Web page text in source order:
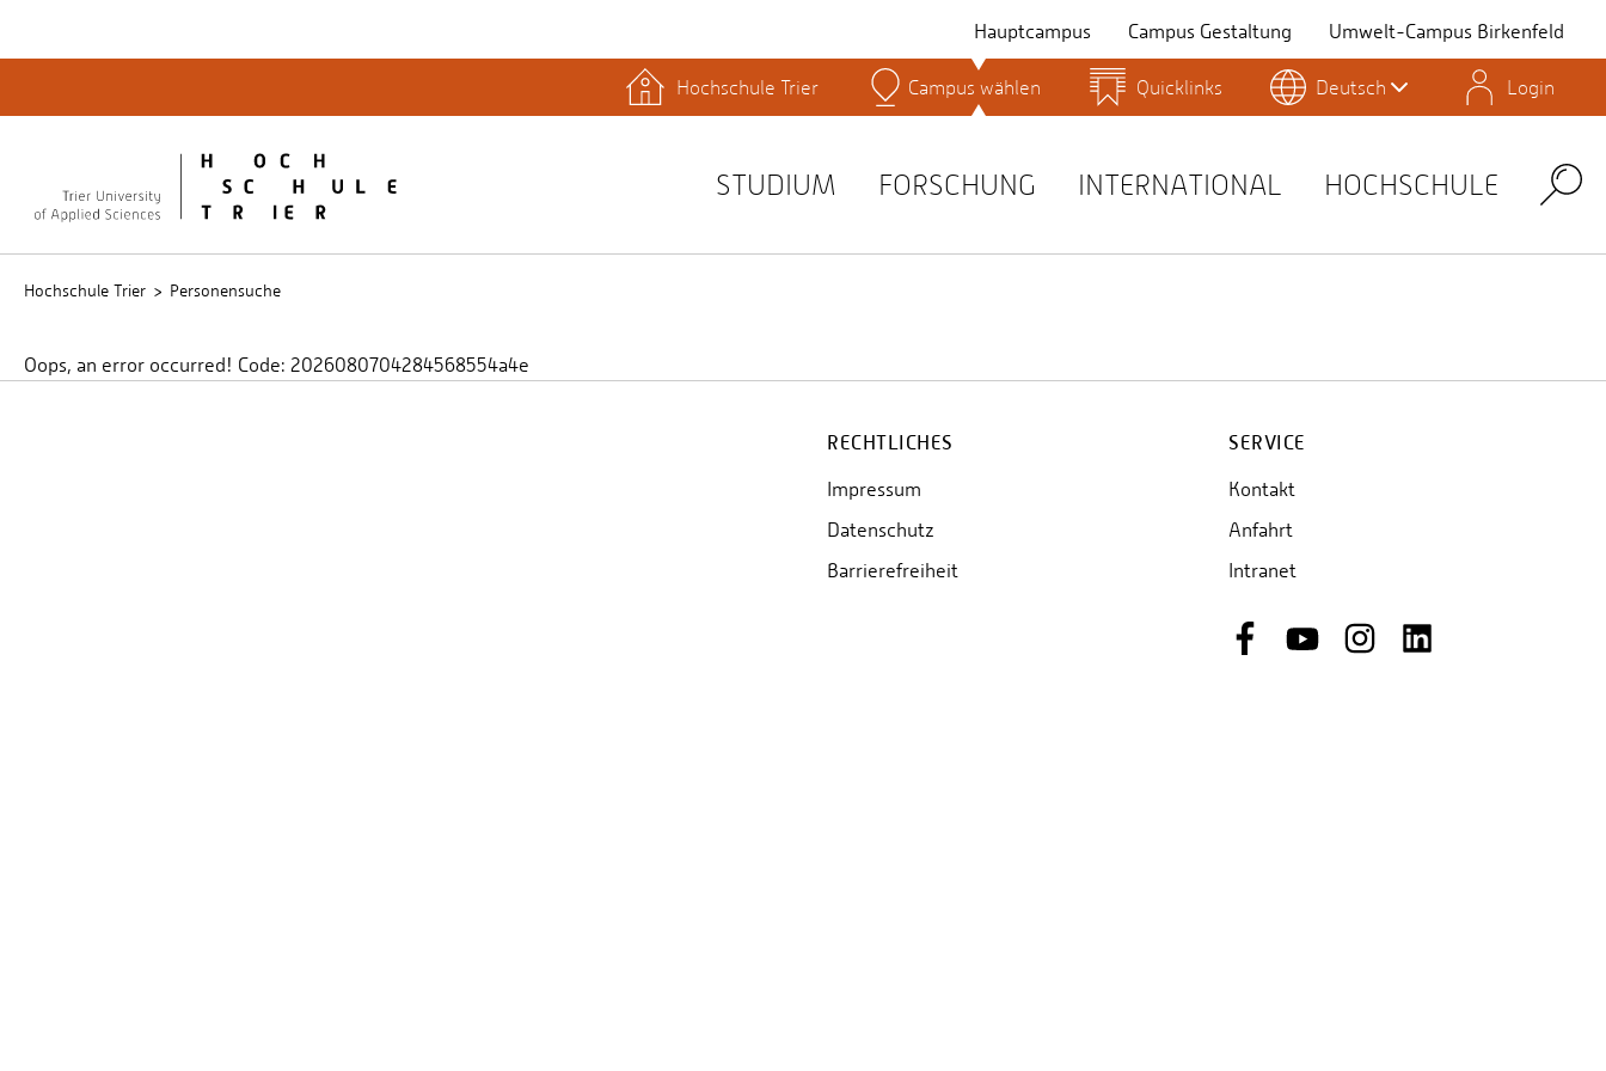
Hauptcampus Campus Gestaltung Umwelt-Campus Birkenfeld
Lernplattformen
Personensuche
Studienservice
Stud.IP
Hochschule Trier Campus wählen Quicklinks Deutsch Login
STUDIUM FORSCHUNG INTERNATIONAL HOCHSCHULE Search
Hochschule Trier Personensuche
Oops, an error occurred! Code: 2026080704284568554a4e
RECHTLICHES
Impressum
Datenschutz
Barrierefreiheit
SERVICE
Kontakt
Anfahrt
Intranet